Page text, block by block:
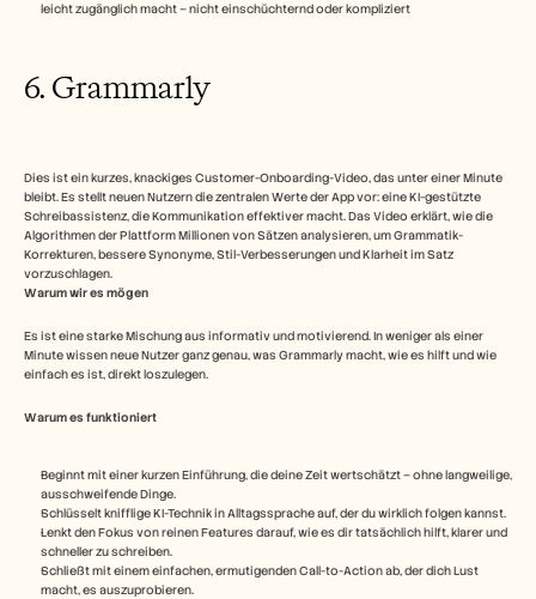
leicht zugänglich macht – nicht einschüchternd oder kompliziert
6. Grammarly
Dies ist ein kurzes, knackiges Customer-Onboarding-Video, das unter einer Minute
bleibt. Es stellt neuen Nutzern die zentralen Werte der App vor: eine KI-gestützte
Schreibassistenz, die Kommunikation effektiver macht. Das Video erklärt, wie die
Algorithmen der Plattform Millionen von Sätzen analysieren, um Grammatik-
Korrekturen, bessere Synonyme, Stil-Verbesserungen und Klarheit im Satz
vorzuschlagen.
Warum wir es mögen
Es ist eine starke Mischung aus informativ und motivierend. In weniger als einer
Minute wissen neue Nutzer ganz genau, was Grammarly macht, wie es hilft und wie
einfach es ist, direkt loszulegen.
Warum es funktioniert
Beginnt mit einer kurzen Einführung, die deine Zeit wertschätzt – ohne langweilige,
ausschweifende Dinge.
Schlüsselt knifflige KI-Technik in Alltagssprache auf, der du wirklich folgen kannst.
Lenkt den Fokus von reinen Features darauf, wie es dir tatsächlich hilft, klarer und
schneller zu schreiben.
Schließt mit einem einfachen, ermutigenden Call-to-Action ab, der dich Lust
macht, es auszuprobieren.